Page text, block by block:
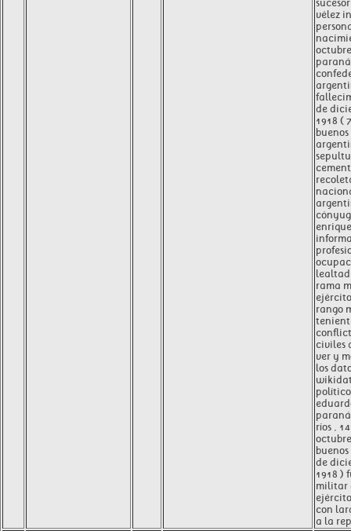
vélez
de
1918 (
rama
rango
civiles
ver y
los
ríos ,
de
1918 )
militar
con
a la